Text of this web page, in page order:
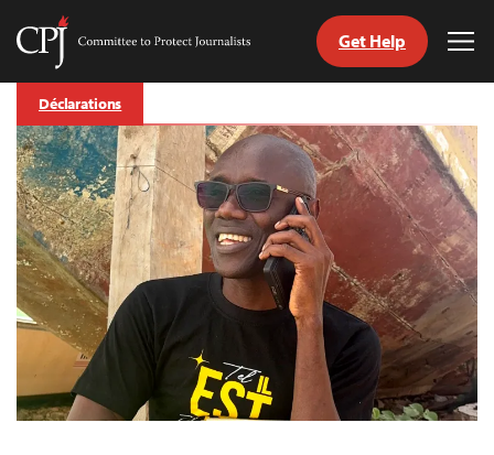
Skip
content
Committee
Journalists
Get Help
Déclarations